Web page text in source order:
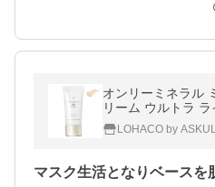
オンリーミネラル
リーム ウルトラ ラ
++ 30g ヤーマン
LOHACO by